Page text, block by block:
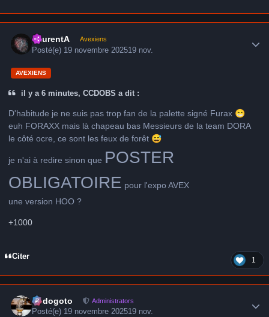
LaurentA Avexiens
Posté(e) 19 novembre 202519 nov.
AVEXIENS
il y a 6 minutes, CCDOBS a dit :
D'habitude je ne suis pas trop fan de la palette signé Furax 😁
euh FORAXX mais là chapeau bas Messieurs de la team DORA
le côté ocre, ce sont les feux de forêt 😅
je n'ai à redire sinon que POSTER
OBLIGATOIRE pour l'expo AVEX
une version HOO ?
+1000
Citer 1
frédogoto Administrators
Posté(e) 19 novembre 202519 nov.